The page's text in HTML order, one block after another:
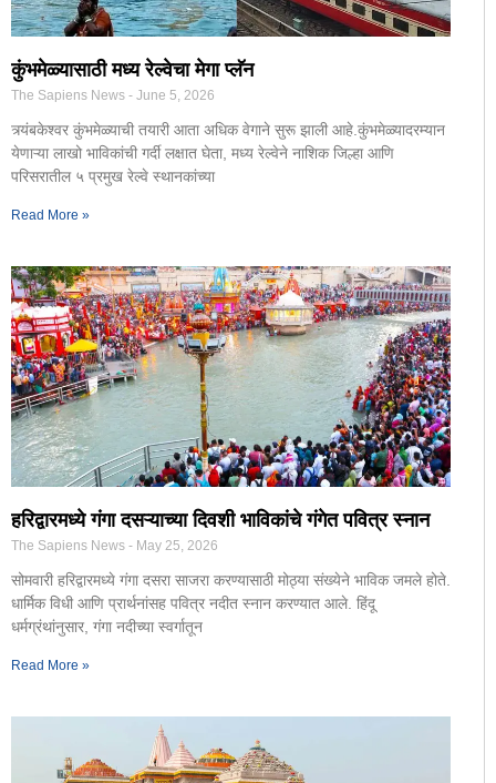
कुंभमेळ्यासाठी मध्य रेल्वेचा मेगा प्लॅन
The Sapiens News June 5, 2026
त्र्यंबकेश्वर कुंभमेळ्याची तयारी आता अधिक वेगाने सुरू झाली आहे.कुंभमेळ्यादरम्यान
येणाऱ्या लाखो भाविकांची गर्दी लक्षात घेता, मध्य रेल्वेने नाशिक जिल्हा आणि
परिसरातील ५ प्रमुख रेल्वे स्थानकांच्या
Read More »
हरिद्वारमध्ये गंगा दसऱ्याच्या दिवशी भाविकांचे गंगेत पवित्र स्नान
The Sapiens News May 25, 2026
सोमवारी हरिद्वारमध्ये गंगा दसरा साजरा करण्यासाठी मोठ्या संख्येने भाविक जमले होते.
धार्मिक विधी आणि प्रार्थनांसह पवित्र नदीत स्नान करण्यात आले. हिंदू
धर्मग्रंथांनुसार, गंगा नदीच्या स्वर्गातून
Read More »